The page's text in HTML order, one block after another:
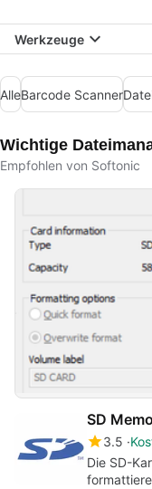
Werkzeuge
AlleBarcode Scanner
Wichtige
Empfohlen von Softonic
SD
3.5
Die SD-